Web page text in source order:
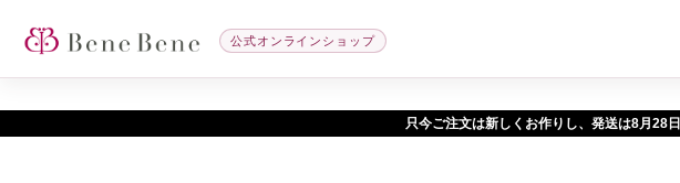
只今ご注文は新しくお作りし、発送は
公式オンラインショップ